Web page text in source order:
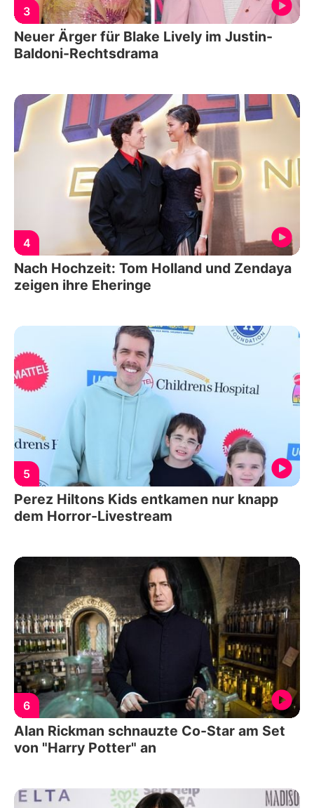
3
Neuer Ärger für Blake Lively im Justin-
Baldoni-Rechtsdrama
4
Nach Hochzeit: Tom Holland und Zendaya
zeigen ihre Eheringe
5
Perez Hiltons Kids entkamen nur knapp
dem Horror-Livestream
6
Alan Rickman schnauzte Co-Star am Set
von "Harry Potter" an